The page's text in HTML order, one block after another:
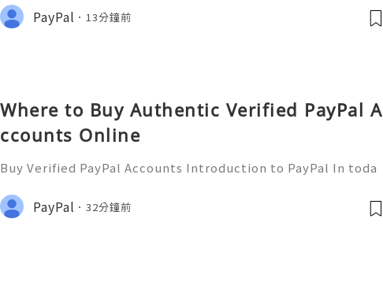
ways to transfer money has become essential. Enter Zelle—
a popular payment ser
PayPal 13分鐘前
Where to Buy Authentic Verified PayPal A
ccounts Online
Buy Verified PayPal Accounts Introduction to PayPal In toda
n than ever. PayPal stands out as one of the leading platfor
ms for sending and recei
PayPal 32分鐘前